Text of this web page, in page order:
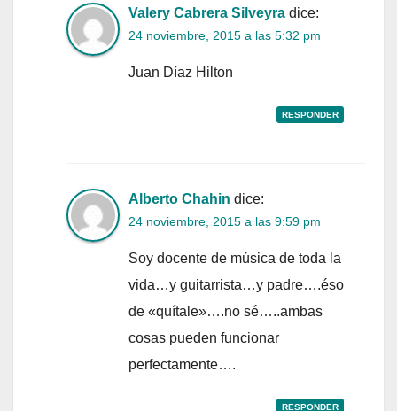
Valery Cabrera Silveyra dice:
24 noviembre, 2015 a las 5:32 pm
Juan Díaz Hilton
RESPONDER
Alberto Chahin dice:
24 noviembre, 2015 a las 9:59 pm
Soy docente de música de toda la
vida…y guitarrista…y padre….éso
de «quítale»….no sé…..ambas
cosas pueden funcionar
perfectamente….
RESPONDER